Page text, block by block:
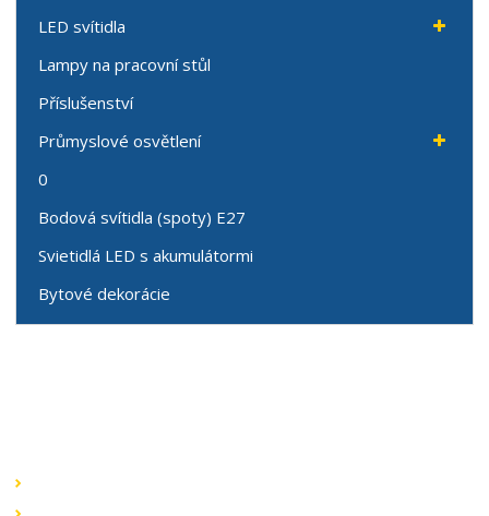
LED svítidla
Lampy na pracovní stůl
Příslušenství
Průmyslové osvětlení
0
Bodová svítidla (spoty) E27
Svietidlá LED s akumulátormi
Bytové dekorácie